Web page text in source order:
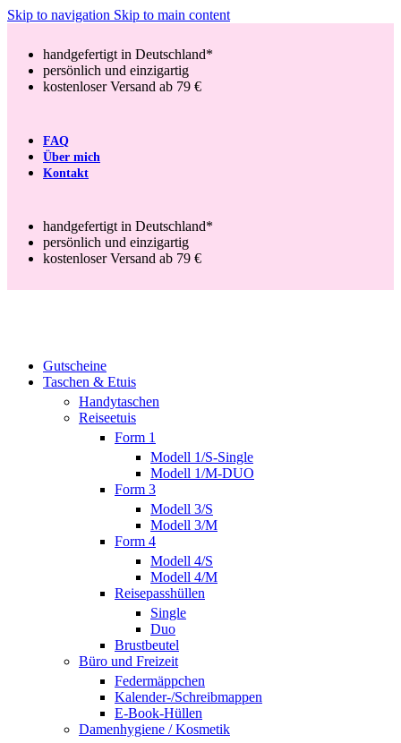
Skip to navigation Skip to main content
handgefertigt in Deutschland*
persönlich und einzigartig
kostenloser Versand ab 79 €
FAQ
Über mich
Kontakt
handgefertigt in Deutschland*
persönlich und einzigartig
kostenloser Versand ab 79 €
Gutscheine
Taschen & Etuis
Handytaschen
Reiseetuis
Form 1
Modell 1/S-Single
Modell 1/M-DUO
Form 3
Modell 3/S
Modell 3/M
Form 4
Modell 4/S
Modell 4/M
Reisepasshüllen
Single
Duo
Brustbeutel
Büro und Freizeit
Federmäppchen
Kalender-/Schreibmappen
E-Book-Hüllen
Damenhygiene / Kosmetik